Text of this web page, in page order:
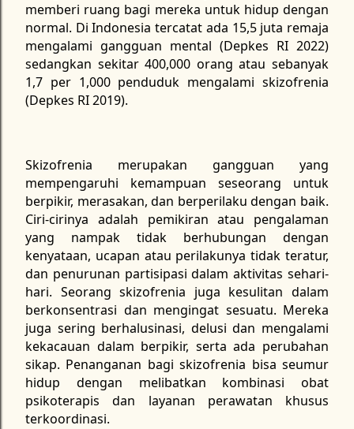
memberi ruang bagi mereka untuk hidup dengan
normal. Di Indonesia tercatat ada 15,5 juta remaja
mengalami gangguan mental (Depkes RI 2022)
sedangkan sekitar 400,000 orang atau sebanyak
1,7 per 1,000 penduduk mengalami skizofrenia
(Depkes RI 2019).
Skizofrenia merupakan gangguan yang
mempengaruhi kemampuan seseorang untuk
berpikir, merasakan, dan berperilaku dengan baik.
Ciri-cirinya adalah pemikiran atau pengalaman
yang nampak tidak berhubungan dengan
kenyataan, ucapan atau perilakunya tidak teratur,
dan penurunan partisipasi dalam aktivitas sehari-
hari. Seorang skizofrenia juga kesulitan dalam
berkonsentrasi dan mengingat sesuatu. Mereka
juga sering berhalusinasi, delusi dan mengalami
kekacauan dalam berpikir, serta ada perubahan
sikap. Penanganan bagi skizofrenia bisa seumur
hidup dengan melibatkan kombinasi obat
psikoterapis dan layanan perawatan khusus
terkoordinasi.